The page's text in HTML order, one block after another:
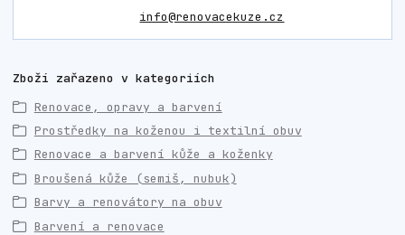
info@renovacekuze.cz
Zboží zařazeno v kategoriích
Renovace, opravy a barvení
Prostředky na koženou i textilní obuv
Renovace a barvení kůže a koženky
Broušená kůže (semiš, nubuk)
Barvy a renovátory na obuv
Barvení a renovace